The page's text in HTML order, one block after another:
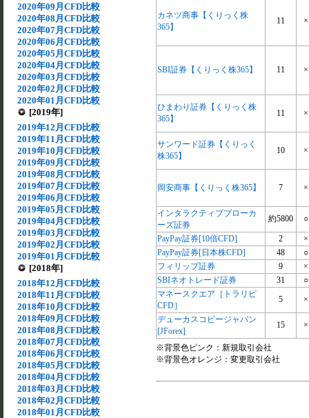
2020年09月CFD比較
2020年08月CFD比較
2020年07月CFD比較
2020年06月CFD比較
2020年05月CFD比較
2020年04月CFD比較
2020年03月CFD比較
2020年02月CFD比較
2020年01月CFD比較
[2019年]
2019年12月CFD比較
2019年11月CFD比較
2019年10月CFD比較
2019年09月CFD比較
2019年08月CFD比較
2019年07月CFD比較
2019年06月CFD比較
2019年05月CFD比較
2019年04月CFD比較
2019年03月CFD比較
2019年02月CFD比較
2019年01月CFD比較
[2018年]
2018年12月CFD比較
2018年11月CFD比較
2018年10月CFD比較
2018年09月CFD比較
2018年08月CFD比較
2018年07月CFD比較
2018年06月CFD比較
2018年05月CFD比較
2018年04月CFD比較
2018年03月CFD比較
2018年02月CFD比較
2018年01月CFD比較
カネツ商事【くりっく株
365】
11 ×
SBI証券【くりっく株365】 11 ×
ひまわり証券【くりっく株
365】
11 ×
サンワード証券【くりっく
株365】
10 ×
岡安商事【くりっく株365】 7 ×
インタラクティブブローカ
ーズ証券
約5800 ○
PayPay証券[10倍CFD] 2
×
PayPay証券[日本株CFD]
48
○
フィリップ証券
9
×
SBIネオトレード証券
31
○
マネースクエア［トラリピ
CFD］
5 ×
デューカスコピージャパン
[JForex]
15 ×
※背景色ピンク：新規取引会社
※背景色オレンジ：変更取引会社